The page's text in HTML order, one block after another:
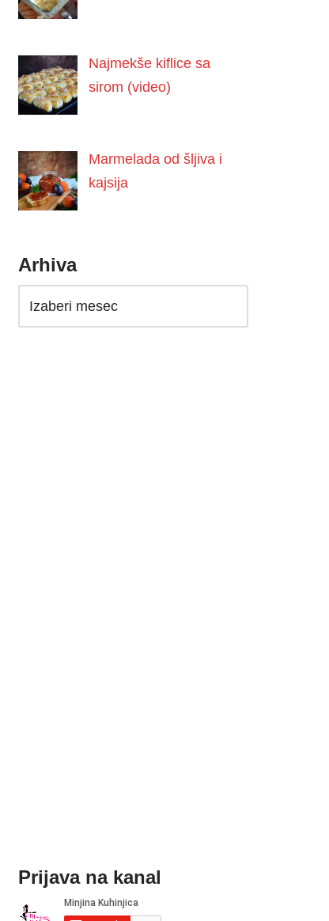
Najmekše kiflice sa
sirom (video)
Marmelada od šljiva i
kajsija
Arhiva
Prijava na kanal